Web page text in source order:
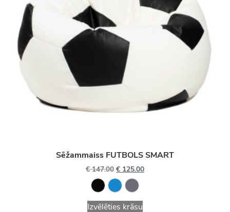
Sēžammaiss FUTBOLS SMART
€147.00 € 125.00
Izvēlēties krāsu